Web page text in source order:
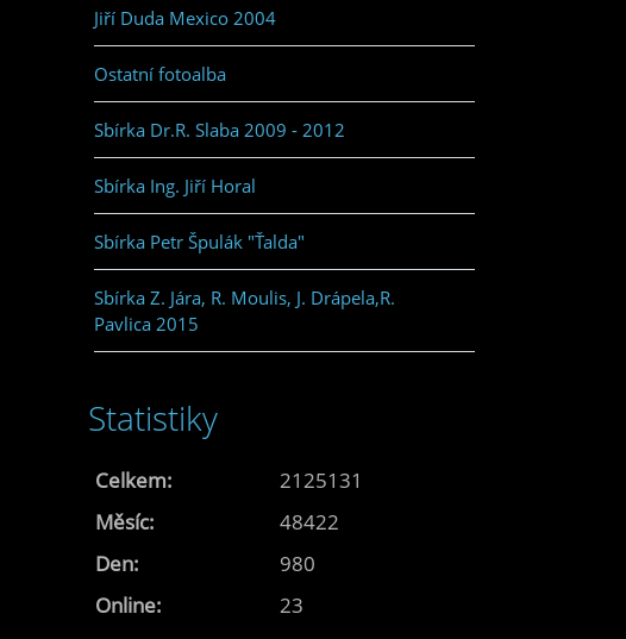
Jiří Duda Mexico 2004
Ostatní fotoalba
Sbírka Dr.R. Slaba 2009 - 2012
Sbírka Ing. Jiří Horal
Sbírka Petr Špulák "Ťalda"
Sbírka Z. Jára, R. Moulis, J. Drápela,R.
Pavlica 2015
Statistiky
Online: 23
Celkem:
2125131
Měsíc:
48422
Den:
980